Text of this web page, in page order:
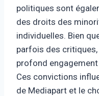
politiques sont
des droits des
individuelles. Bien
parfois des
profond engagement
Ces convictions
de Mediapart et le